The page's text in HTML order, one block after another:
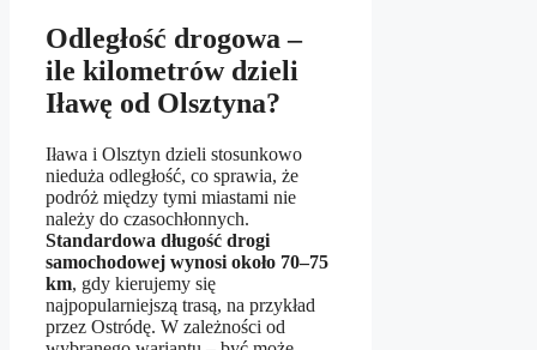
Odległość drogowa –
ile kilometrów dzieli
Iławę od Olsztyna?
Iława i Olsztyn dzieli stosunkowo
nieduża odległość, co sprawia, że
podróż między tymi miastami nie
należy do czasochłonnych.
Standardowa długość drogi
samochodowej wynosi około 70–75
km, gdy kierujemy się
najpopularniejszą trasą, na przykład
przez Ostródę. W zależności od